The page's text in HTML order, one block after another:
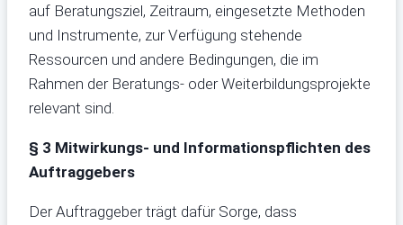
auf Beratungsziel, Zeitraum, eingesetzte Methoden
und Instrumente, zur Verfügung stehende
Ressourcen und andere Bedingungen, die im
Rahmen der Beratungs- oder Weiterbildungsprojekte
relevant sind.
§ 3 Mitwirkungs- und Informationspflichten des
Auftraggebers
Der Auftraggeber trägt dafür Sorge, dass